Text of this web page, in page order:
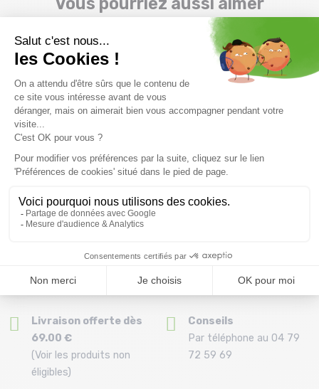
/marine
29,99 €
chiné
Livraison offerte dès
69.00 €
(Voir les produits non
éligibles)
Conseils
Par téléphone au 04 79
72 59 69